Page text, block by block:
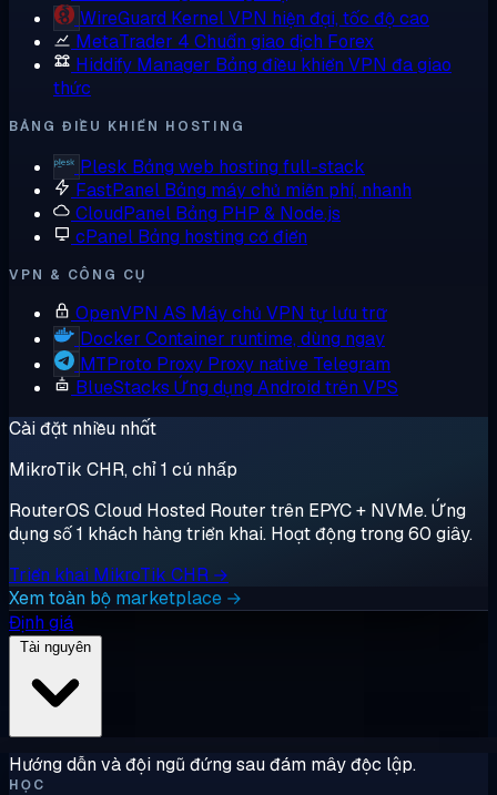
WireGuard Kernel VPN hiện đại, tốc độ cao
MetaTrader 4 Chuẩn giao dịch Forex
Hiddify Manager Bảng điều khiển VPN đa giao
thức
BẢNG ĐIỀU KHIỂN HOSTING
Plesk Bảng web hosting full-stack
FastPanel Bảng máy chủ miễn phí, nhanh
CloudPanel Bảng PHP & Node.js
cPanel Bảng hosting cổ điển
VPN & CÔNG CỤ
OpenVPN AS Máy chủ VPN tự lưu trữ
Docker Container runtime, dùng ngay
MTProto Proxy Proxy native Telegram
BlueStacks Ứng dụng Android trên VPS
Cài đặt nhiều nhất
MikroTik CHR, chỉ 1 cú nhấp
RouterOS Cloud Hosted Router trên EPYC + NVMe. Ứng
dụng số 1 khách hàng triển khai. Hoạt động trong 60 giây.
Triển khai MikroTik CHR →
Xem toàn bộ marketplace →
Định giá
Hướng dẫn và đội ngũ đứng sau đám mây độc lập.
HỌC